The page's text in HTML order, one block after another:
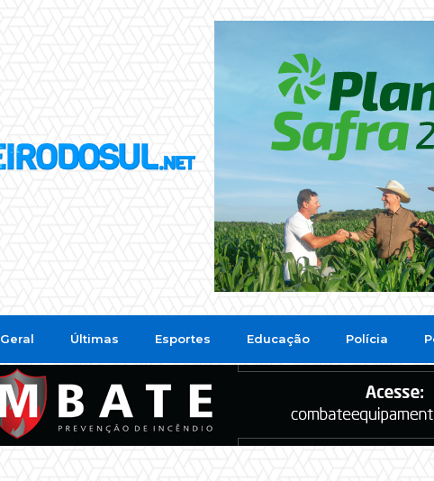
Geral Últimas Esportes Educação Polícia